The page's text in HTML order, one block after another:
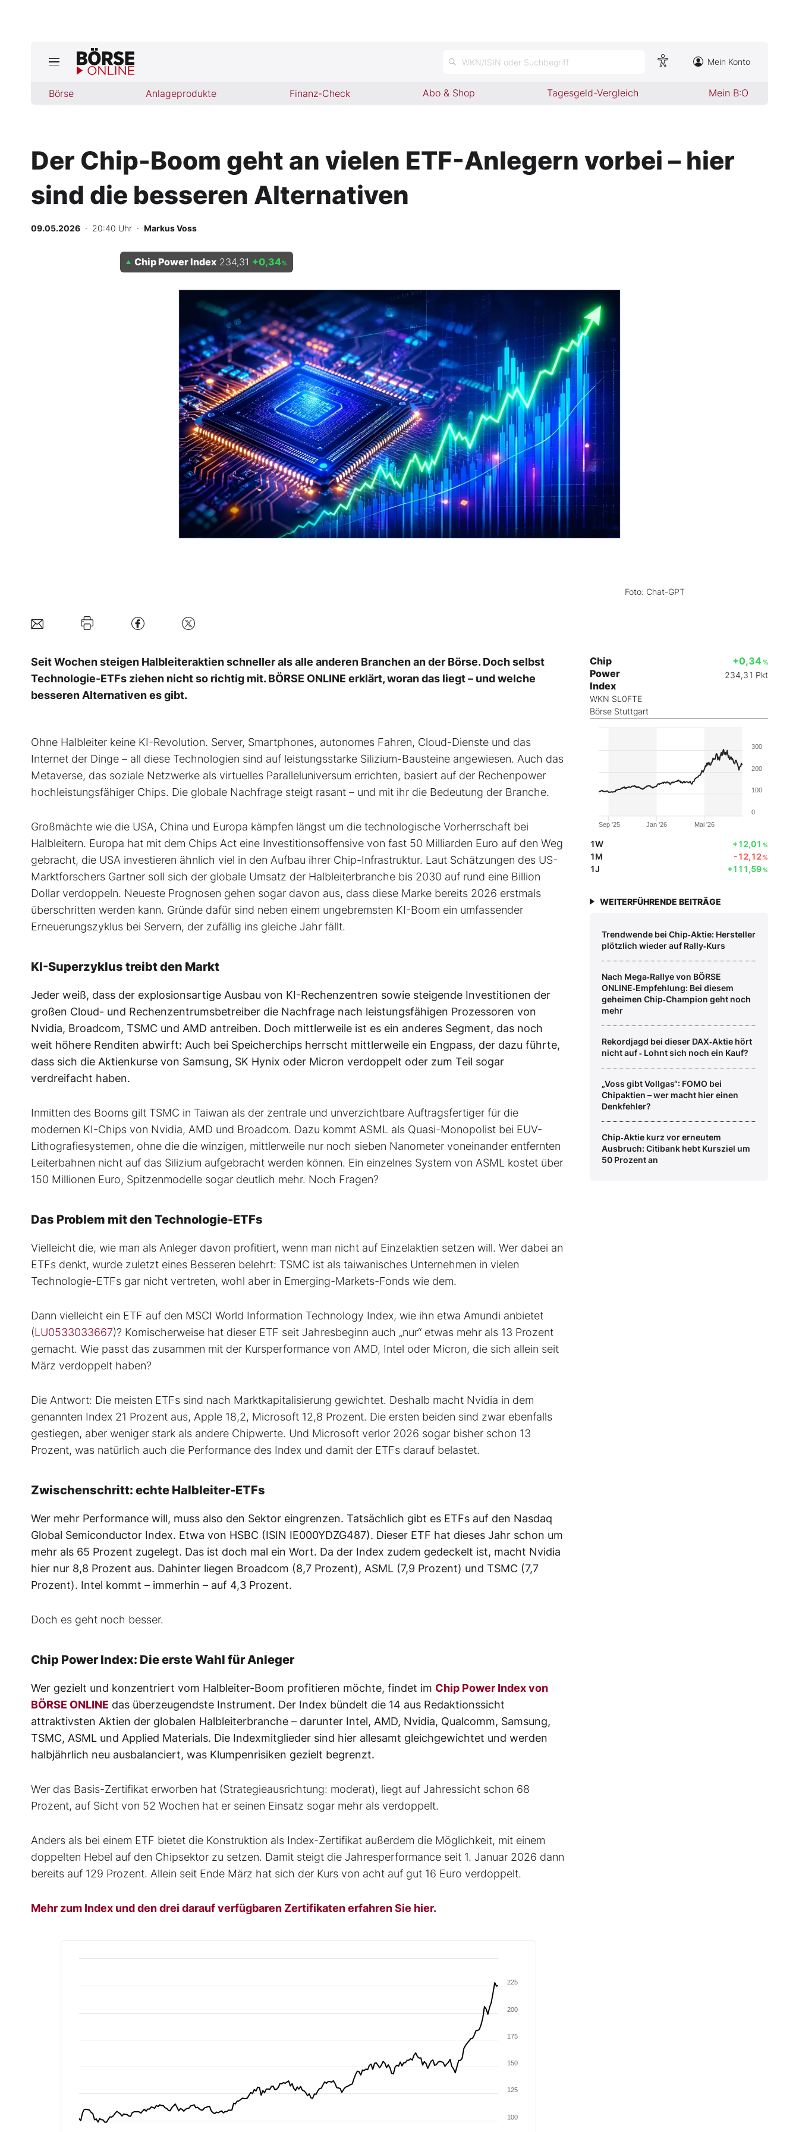
WKN/ISIN oder Suchbegriff Mein Konto
Börse Anlageprodukte Finanz-Check Abo & Shop Tagesgeld-Vergleich Mein B:O
Börse
Finanz-Check
Abo & Shop
BO-Musterdepots
Experten
Der Chip-Boom geht an vielen ETF-Anlegern vorbei – hier
sind die besseren Alternativen
09.05.2026 · 20:40 Uhr · Markus Voss
Foto: Chat-GPT
Chip Power Index 234,31 +0,34%
Seit Wochen steigen Halbleiteraktien schneller als alle anderen Branchen an der Börse. Doch selbst
Technologie-ETFs ziehen nicht so richtig mit. BÖRSE ONLINE erklärt, woran das liegt – und welche
besseren Alternativen es gibt.
Ohne Halbleiter keine KI-Revolution. Server, Smartphones, autonomes Fahren, Cloud-Dienste und das
Internet der Dinge – all diese Technologien sind auf leistungsstarke Silizium-Bausteine angewiesen. Auch das
Metaverse, das soziale Netzwerke als virtuelles Paralleluniversum errichten, basiert auf der Rechenpower
hochleistungsfähiger Chips. Die globale Nachfrage steigt rasant – und mit ihr die Bedeutung der Branche.
Großmächte wie die USA, China und Europa kämpfen längst um die technologische Vorherrschaft bei
Halbleitern. Europa hat mit dem Chips Act eine Investitionsoffensive von fast 50 Milliarden Euro auf den Weg
gebracht, die USA investieren ähnlich viel in den Aufbau ihrer Chip-Infrastruktur. Laut Schätzungen des US-
Marktforschers Gartner soll sich der globale Umsatz der Halbleiterbranche bis 2030 auf rund eine Billion
Dollar verdoppeln. Neueste Prognosen gehen sogar davon aus, dass diese Marke bereits 2026 erstmals
überschritten werden kann. Gründe dafür sind neben einem ungebremsten KI-Boom ein umfassender
Erneuerungszyklus bei Servern, der zufällig ins gleiche Jahr fällt.
KI-Superzyklus treibt den Markt
Jeder weiß, dass der explosionsartige Ausbau von KI-Rechenzentren sowie steigende Investitionen der
großen Cloud- und Rechenzentrumsbetreiber die Nachfrage nach leistungsfähigen Prozessoren von
Nvidia, Broadcom, TSMC und AMD antreiben. Doch mittlerweile ist es ein anderes Segment, das noch
weit höhere Renditen abwirft: Auch bei Speicherchips herrscht mittlerweile ein Engpass, der dazu führte,
dass sich die Aktienkurse von Samsung, SK Hynix oder Micron verdoppelt oder zum Teil sogar
verdreifacht haben.
Inmitten des Booms gilt TSMC in Taiwan als der zentrale und unverzichtbare Auftragsfertiger für die
modernen KI-Chips von Nvidia, AMD und Broadcom. Dazu kommt ASML als Quasi-Monopolist bei EUV-
Lithografiesystemen, ohne die die winzigen, mittlerweile nur noch sieben Nanometer voneinander entfernten
Leiterbahnen nicht auf das Silizium aufgebracht werden können. Ein einzelnes System von ASML kostet über
150 Millionen Euro, Spitzenmodelle sogar deutlich mehr. Noch Fragen?
Das Problem mit den Technologie-ETFs
Vielleicht die, wie man als Anleger davon profitiert, wenn man nicht auf Einzelaktien setzen will. Wer dabei an
ETFs denkt, wurde zuletzt eines Besseren belehrt: TSMC ist als taiwanisches Unternehmen in vielen
Technologie-ETFs gar nicht vertreten, wohl aber in Emerging-Markets-Fonds wie dem.
Dann vielleicht ein ETF auf den MSCI World Information Technology Index, wie ihn etwa Amundi anbietet
(LU0533033667)? Komischerweise hat dieser ETF seit Jahresbeginn auch „nur“ etwas mehr als 13 Prozent
gemacht. Wie passt das zusammen mit der Kursperformance von AMD, Intel oder Micron, die sich allein seit
März verdoppelt haben?
Die Antwort: Die meisten ETFs sind nach Marktkapitalisierung gewichtet. Deshalb macht Nvidia in dem
genannten Index 21 Prozent aus, Apple 18,2, Microsoft 12,8 Prozent. Die ersten beiden sind zwar ebenfalls
gestiegen, aber weniger stark als andere Chipwerte. Und Microsoft verlor 2026 sogar bisher schon 13
Prozent, was natürlich auch die Performance des Index und damit der ETFs darauf belastet.
Zwischenschritt: echte Halbleiter-ETFs
Wer mehr Performance will, muss also den Sektor eingrenzen. Tatsächlich gibt es ETFs auf den Nasdaq
Global Semiconductor Index. Etwa von HSBC (ISIN IE000YDZG487). Dieser ETF hat dieses Jahr schon um
mehr als 65 Prozent zugelegt. Das ist doch mal ein Wort. Da der Index zudem gedeckelt ist, macht Nvidia
hier nur 8,8 Prozent aus. Dahinter liegen Broadcom (8,7 Prozent), ASML (7,9 Prozent) und TSMC (7,7
Prozent). Intel kommt – immerhin – auf 4,3 Prozent.
Doch es geht noch besser.
Chip Power Index: Die erste Wahl für Anleger
Wer gezielt und konzentriert vom Halbleiter-Boom profitieren möchte, findet im Chip Power Index von
BÖRSE ONLINE das überzeugendste Instrument. Der Index bündelt die 14 aus Redaktionssicht
attraktivsten Aktien der globalen Halbleiterbranche – darunter Intel, AMD, Nvidia, Qualcomm, Samsung,
TSMC, ASML und Applied Materials. Die Indexmitglieder sind hier allesamt gleichgewichtet und werden
halbjährlich neu ausbalanciert, was Klumpenrisiken gezielt begrenzt.
Wer das Basis-Zertifikat erworben hat (Strategieausrichtung: moderat), liegt auf Jahressicht schon 68
Prozent, auf Sicht von 52 Wochen hat er seinen Einsatz sogar mehr als verdoppelt.
Anders als bei einem ETF bietet die Konstruktion als Index-Zertifikat außerdem die Möglichkeit, mit einem
doppelten Hebel auf den Chipsektor zu setzen. Damit steigt die Jahresperformance seit 1. Januar 2026 dann
bereits auf 129 Prozent. Allein seit Ende März hat sich der Kurs von acht auf gut 16 Euro verdoppelt.
Mehr zum Index und den drei darauf verfügbaren Zertifikaten erfahren Sie hier.
100
125
150
175
200
225
Chip
Power
Index
WKN SL0FTE
Börse Stuttgart
+0,34 %
234,31 Pkt
Jan '26
Sep '25 Mai '26
0
100
200
300
1W +12,01 %
1M -12,12%
1J +111,59%
WEITERFÜHRENDE BEITRÄGE
Trendwende bei Chip‑Aktie: Hersteller
plötzlich wieder auf Rally‑Kurs
Nach Mega‑Rallye von BÖRSE
ONLINE‑Empfehlung: Bei diesem
geheimen Chip‑Champion geht noch
mehr
Rekordjagd bei dieser DAX‑Aktie hört
nicht auf ‑ Lohnt sich noch ein Kauf?
„Voss gibt Vollgas“: FOMO bei
Chipaktien – wer macht hier einen
Denkfehler?
Chip‑Aktie kurz vor erneutem
Ausbruch: Citibank hebt Kursziel um
50 Prozent an